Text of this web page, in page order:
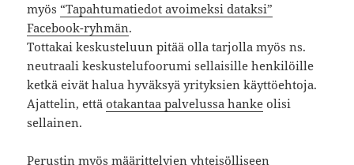
myös “Tapahtumatiedot avoimeksi dataksi”
Facebook-ryhmän.
Tottakai keskusteluun pitää olla tarjolla myös ns.
neutraali keskustelufoorumi sellaisille henkilöille
ketkä eivät halua hyväksyä yrityksien käyttöehtoja.
Ajattelin, ettäotakantaa palvelussa hanke olisi
sellainen.
Perustin myös määrittelyjen yhteisölliseen